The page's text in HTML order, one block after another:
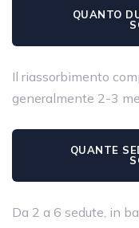
QUANTO
Il riassorbimento
generalmente 2-3
QUANTE
Da 2 a 6 sedute, in